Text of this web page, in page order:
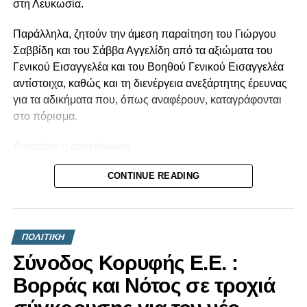
στη Λευκωσία.
Παράλληλα, ζητούν την άμεση παραίτηση του Γιώργου
Σαββίδη και του Σάββα Αγγελίδη από τα αξιώματα του
Γενικού Εισαγγελέα και του Βοηθού Γενικού Εισαγγελέα
αντίστοιχα, καθώς και τη διενέργεια ανεξάρτητης έρευνας
για τα αδικήματα που, όπως αναφέρουν, καταγράφονται
στο πόρισμα.
Το Πόρισμα της Αρχής Κατά της Διαφθοράς για το βιβλίο
βιώνει από το σύστημα εξουσίας Αναστασιάδη. Την
Αναστασιάδη-ΔΗΣΥ αλλά και τις πρακτικές συγκάλυψης
της διαφθοράς. Τα αδικήματα για τα οποία ελέγχεται ο
τέως Πρόεδρος της Δημοκρατίας, Ν. Αναστασιάδης και
άνθρωποι του περιβάλλοντός του είναι εξαιρετικά σοβαρά
CONTINUE READING
ΠΟΛΙΤΙΚΗ
Σύνοδος Κορυφής Ε.Ε. :
Βορράς και Νότος σε τροχιά